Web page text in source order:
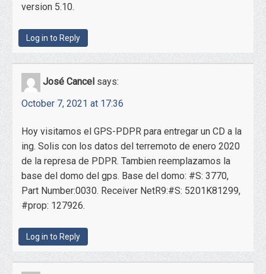
version 5.10.
Log in to Reply
José Cancel says:
October 7, 2021 at 17:36
Hoy visitamos el GPS-PDPR para entregar un CD a la
ing. Solis con los datos del terremoto de enero 2020
de la represa de PDPR. Tambien reemplazamos la
base del domo del gps. Base del domo: #S: 3770,
Part Number:0030. Receiver NetR9:#S: 5201K81299,
#prop: 127926.
Log in to Reply